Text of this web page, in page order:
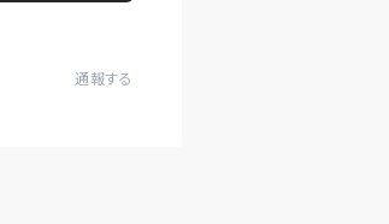
通報する